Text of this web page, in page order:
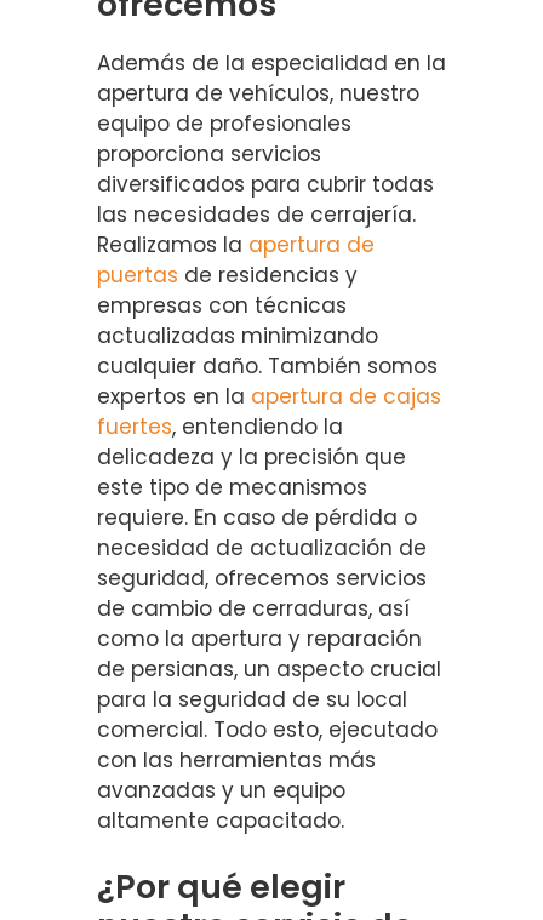
Además de la especialidad en la
apertura de vehículos, nuestro
equipo de profesionales
proporciona servicios
diversificados para cubrir todas
las necesidades de cerrajería.
Realizamos la apertura de
puertas de residencias y
empresas con técnicas
actualizadas minimizando
cualquier daño. También somos
expertos en la apertura de cajas
fuertes, entendiendo la
delicadeza y la precisión que
este tipo de mecanismos
requiere. En caso de pérdida o
necesidad de actualización de
seguridad, ofrecemos servicios
de cambio de cerraduras, así
como la apertura y reparación
de persianas, un aspecto crucial
para la seguridad de su local
comercial. Todo esto, ejecutado
con las herramientas más
avanzadas y un equipo
altamente capacitado.
¿Por qué elegir